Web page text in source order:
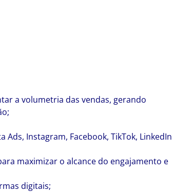
a volumetria das vendas, gerando
Instagram, Facebook, TikTok, LinkedIn
maximizar o alcance do engajamento e
digitais;